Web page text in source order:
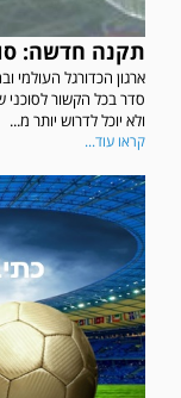
תקנה חדשה:
ארגון הכדורגל העולמי
סדר בכל הקשור לסוכני
ולא יוכל לדרוש יותר מ...
קראו עוד...